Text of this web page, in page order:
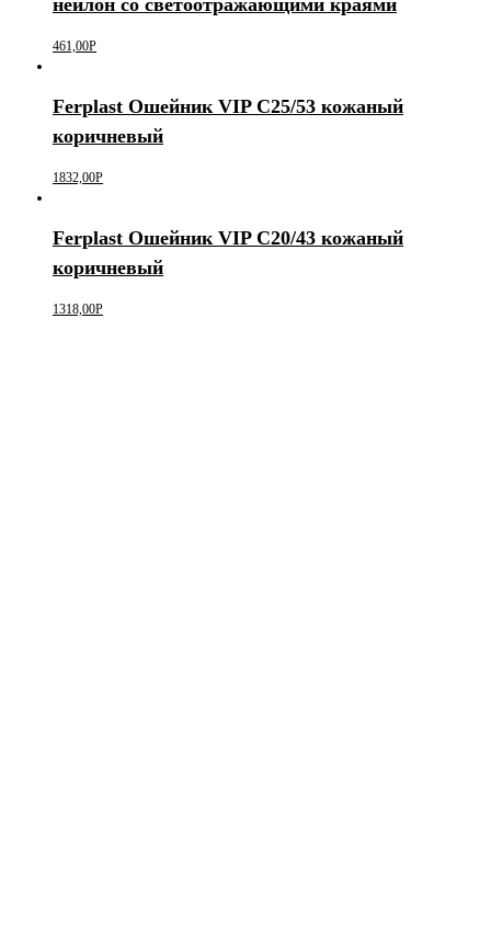
461,00Р
Ferplast Ошейник VIP C25/53 кожаный
коричневый
1832,00Р
Ferplast Ошейник VIP C20/43 кожаный
коричневый
1318,00Р